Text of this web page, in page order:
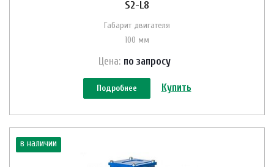
S2-L8
Габарит двигателя
100 мм
Цена: по запросу
Подробнее Купить
в наличии